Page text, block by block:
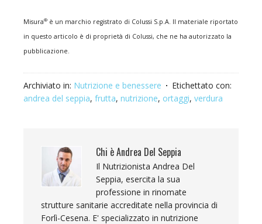
Misura® è un marchio registrato di Colussi S.p.A. Il materiale riportato
in questo articolo è di proprietà di Colussi, che ne ha autorizzato la
pubblicazione.
Archiviato in: Nutrizione e benessere
Etichettato con:
andrea del seppia, frutta, nutrizione, ortaggi, verdura
Chi èAndrea Del Seppia
Il Nutrizionista Andrea Del
Seppia, esercita la sua
professione in rinomate
strutture sanitarie accreditate nella provincia di
Forlì-Cesena. E' specializzato in nutrizione